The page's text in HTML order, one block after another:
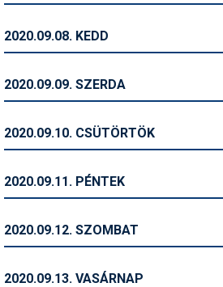
Pályázatok
Síbérletárak
Sífelszerelés
2020.09.08. KEDD
2020.09.09. SZERDA
2020.09.10. CSÜTÖRTÖK
2020.09.11. PÉNTEK
2020.09.12. SZOMBAT
2020.09.13. VASÁRNAP